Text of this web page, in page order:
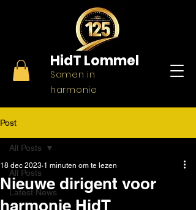
HidTLommel
Samen in
harmonie
Post
All Posts
Latest News
All Posts
Nieuwe dirigent voor
harmonie HidT
18 dec 2023 1 minuten om te lezen